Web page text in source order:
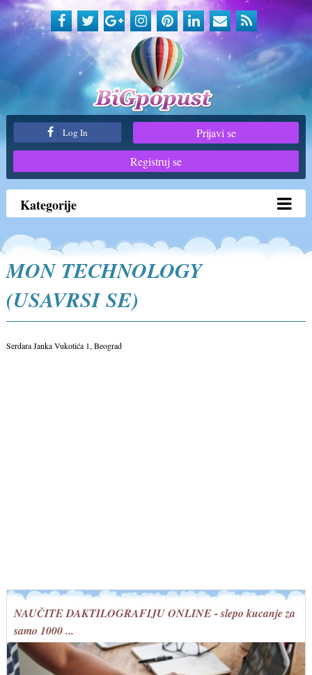
Log In
Prijavi se
Registruj se
Kategorije
MON TECHNOLOGY
(USAVRSI SE)
Serdara Janka Vukotića 1, Beograd
NAUČITE DAKTILOGRAFIJU ONLINE - slepo kucanje za
samo 1000 ...